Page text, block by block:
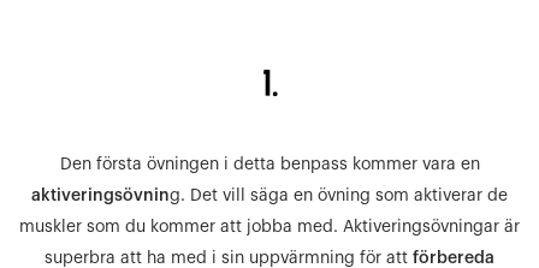
1.
Den första övningen i detta benpass kommer vara en
aktiveringsövning. Det vill säga en övning som aktiverar de
muskler som du kommer att jobba med. Aktiveringsövningar är
superbra att ha med i sin uppvärmning för att förbereda